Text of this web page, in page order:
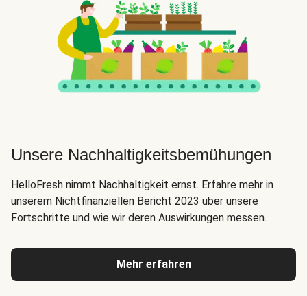
Unsere Nachhaltigkeitsbemühungen
HelloFresh nimmt Nachhaltigkeit ernst. Erfahre mehr in
unserem Nichtfinanziellen Bericht 2023 über unsere
Fortschritte und wie wir deren Auswirkungen messen.
Mehr erfahren